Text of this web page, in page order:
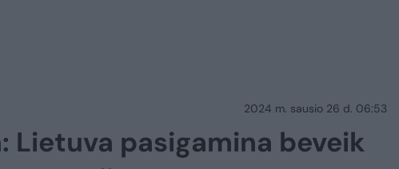
2024 m. sausio 26 d. 06:53
Lietuva pasigamina beveik